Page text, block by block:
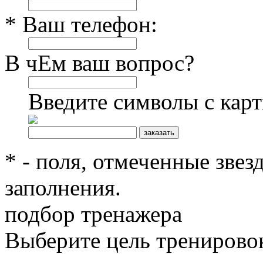
* Ваш телефон:
В чЕм ваш вопрос?
Введите символы с
* - поля, отмеченные
заполнения.
подбор тренажера
Выберите цель